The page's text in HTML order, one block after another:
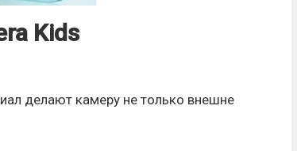
Kids
делают камеру не только внешне